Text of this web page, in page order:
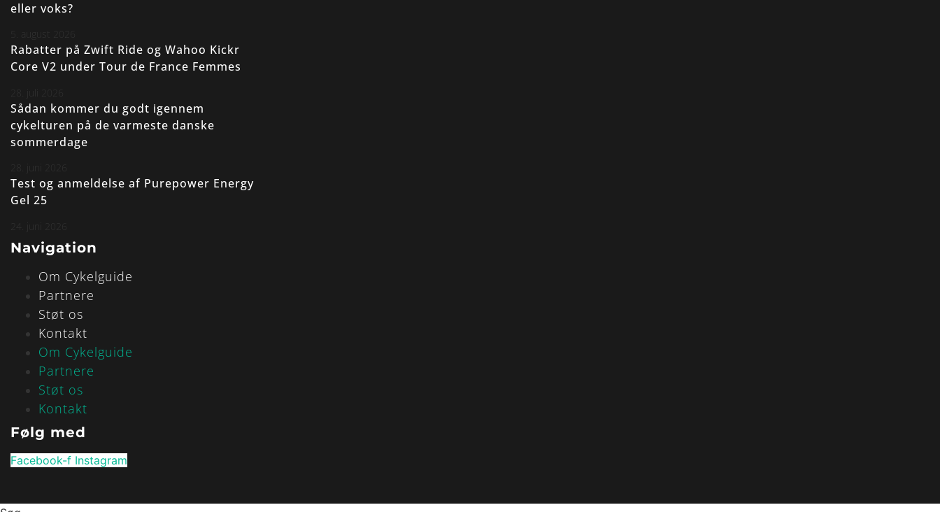
eller voks?
Rabatter på Zwift Ride og Wahoo Kickr
Core V2 under Tour de France Femmes
Sådan kommer du godt igennem
cykelturen på de varmeste danske
sommerdage
Test og anmeldelse af Purepower Energy
Gel 25
Navigation
Om Cykelguide
Partnere
Støt os
Kontakt
Om Cykelguide
Partnere
Støt os
Kontakt
Følg med
Facebook-f Instagram